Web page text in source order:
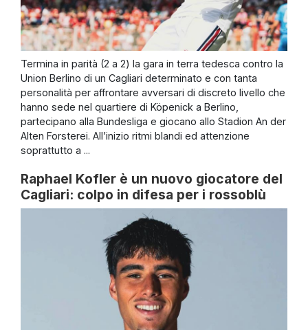
Termina in parità (2 a 2) la gara in terra tedesca contro la
Union Berlino di un Cagliari determinato e con tanta
personalità per affrontare avversari di discreto livello che
hanno sede nel quartiere di Köpenick a Berlino,
partecipano alla Bundesliga e giocano allo Stadion An der
Alten Forsterei. All’inizio ritmi blandi ed attenzione
soprattutto a ...
Raphael Kofler è un nuovo giocatore del
Cagliari: colpo in difesa per i rossoblù